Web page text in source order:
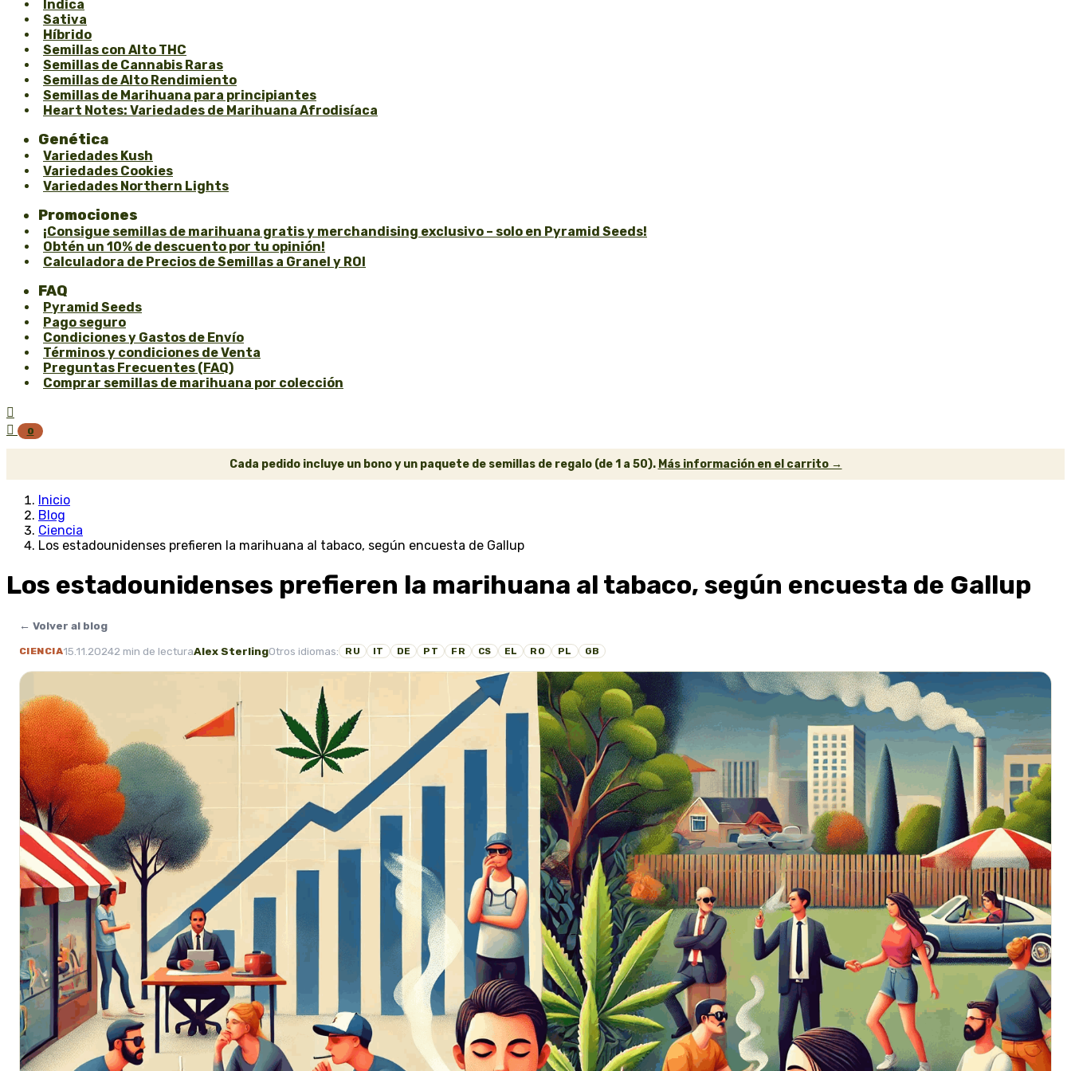
Índica
Sativa
Híbrido
Semillas con Alto THC
Semillas de Cannabis Raras
Semillas de Alto Rendimiento
Semillas de Marihuana para principiantes
Heart Notes: Variedades de Marihuana Afrodisíaca
Genética
Variedades Kush
Variedades Cookies
Variedades Northern Lights
Promociones
¡Consigue semillas de marihuana gratis y merchandising exclusivo – solo en Pyramid Seeds!
Obtén un 10% de descuento por tu opinión!
Calculadora de Precios de Semillas a Granel y ROI
FAQ
Pyramid Seeds
Pago seguro
Condiciones y Gastos de Envío
Términos y condiciones de Venta
Preguntas Frecuentes (FAQ)
Comprar semillas de marihuana por colección


0
Cada pedido incluye un bono y un paquete de semillas de regalo (de 1 a 50). Más información en el carrito →
Inicio
Blog
Ciencia
Los estadounidenses prefieren la marihuana al tabaco, según encuesta de Gallup
Los estadounidenses prefieren la marihuana al tabaco, según encuesta de Gallup
← Volver al blog
CIENCIA15.11.20242 min de lecturaAlex SterlingOtros idiomas: RU IT DE PT FR CS EL RO PL GB